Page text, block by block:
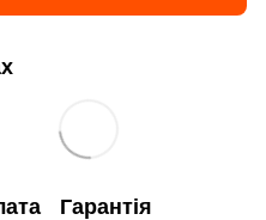
Гарантія